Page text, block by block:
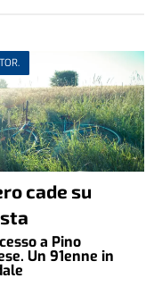
cade su
a Pino
Un 91enne in